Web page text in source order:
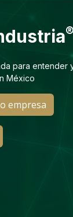
®
para entender
México
empresa